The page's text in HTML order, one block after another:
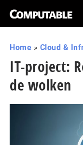
Home » Cloud &
IT-project:
de wolken